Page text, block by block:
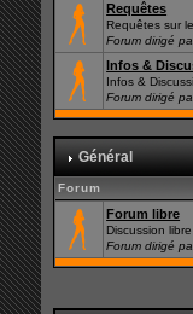
Requêtes
Requêtes sur
Forum dirigé
Infos &
Infos &
Forum dirigé
Général
Forum
Forum libre
Discussion
Forum dirigé